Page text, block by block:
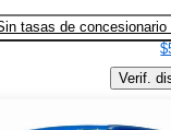
tasas de concesionario
Verif.